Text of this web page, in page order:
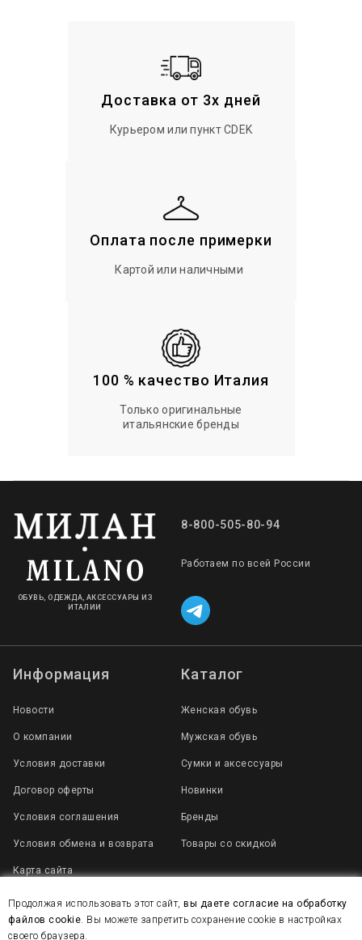
Доставка от 3х дней
Курьером или пункт CDEK
Оплата после примерки
Картой или наличными
100 % качество Италия
Только оригинальные
итальянские бренды
ОБУВЬ, ОДЕЖДА, АКСЕССУАРЫ ИЗ
ИТАЛИИ
8-800-505-80-94
Работаем по всей России
Информация
Новости
О компании
Условия доставки
Договор оферты
Условия соглашения
Условия обмена и возврата
Карта сайта
Каталог
Женская обувь
Мужская обувь
Сумки и аксессуары
Новинки
Бренды
Товары со скидкой
2007 - 2025 © Все права защищены
Продолжая использовать этот сайт,вы даете согласие на обработку
файлов cookie. Вы можете запретить сохранение cookie в настройках
своего браузера.